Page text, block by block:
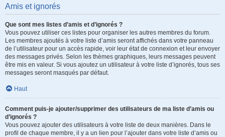
Amis et ignorés
Que sont mes listes d’amis et d’ignorés ?
Vous pouvez utiliser ces listes pour organiser les autres membres du forum.
Les membres ajoutés à votre liste d’amis seront affichés dans votre panneau
de l’utilisateur pour un accès rapide, voir leur état de connexion et leur envoyer
des messages privés. Selon les thèmes graphiques, leurs messages peuvent
être mis en valeur. Si vous ajoutez un utilisateur à votre liste d’ignorés, tous ses
messages seront masqués par défaut.
Haut
Comment puis-je ajouter/supprimer des utilisateurs de ma liste d’amis ou
d’ignorés ?
Vous pouvez ajouter des utilisateurs à votre liste de deux manières. Dans le
profil de chaque membre, il y a un lien pour l’ajouter dans votre liste d’amis ou